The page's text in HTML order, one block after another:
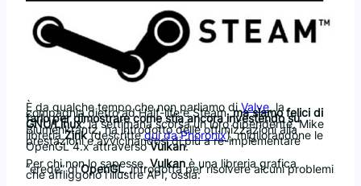
È da qualche tempo che non parliamo diValve, la
compagnia dietro ad Half-life e Steam,ma siamo felici di
farlo per dimostrare come stia ancora investendo su
GNU/Linux: la settimana scorsa un loro dipendente, Mike
Blumenkrantz, ha introdotto delle ottimizzazioni alla
libreriaZink(descrittequi da Phoronix), migliorandone le
prestazioni e avvicinandosi di più a re-implementare
OpenGL 4.x attraversoVulkan.
Per chi non lo sapesse, Vulkan è una libreria grafica
“erede” diOpenGL, introdotta per risolvere alcuni problemi
che affliggono l’illustre API, ossia: